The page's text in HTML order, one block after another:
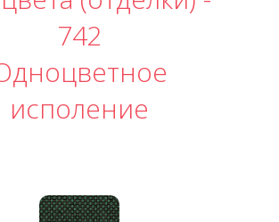
742
исполение